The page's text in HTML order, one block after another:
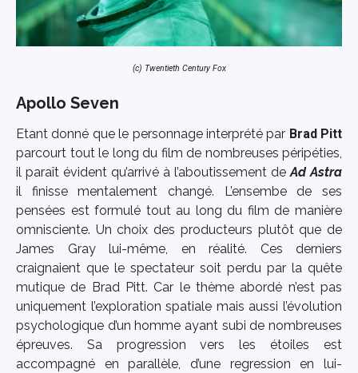
(c) Twentieth Century Fox
Apollo Seven
Etant donné que le personnage interprété par Brad Pitt
parcourt tout le long du film de nombreuses péripéties,
il paraît évident qu’arrivé à l’aboutissement deAd Astra
il finisse mentalement changé. L’ensembe de ses
pensées est formulé tout au long du film de manière
omnisciente. Un choix des producteurs plutôt que de
James Gray lui-même, en réalité. Ces derniers
craignaient que le spectateur soit perdu par la quête
mutique de Brad Pitt. Car le thème abordé n’est pas
uniquement l’exploration spatiale mais aussi l’évolution
psychologique d’un homme ayant subi de nombreuses
épreuves. Sa progression vers les étoiles est
accompagné en parallèle, d’une regression en lui-